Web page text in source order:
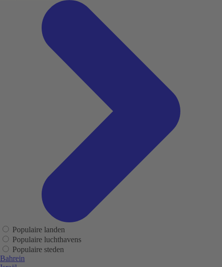
Populaire landen
Populaire luchthavens
Populaire steden
Bahrein